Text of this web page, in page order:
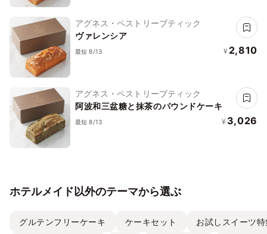
アグネス・ペストリーブティック
ヴァレンシア
最短 8/13 ¥ 2,810
アグネス・ペストリーブティック
阿波和三盆糖と抹茶のパウンドケーキ
最短 8/13 ¥ 3,026
ホテルメイド以外のテーマから選ぶ
グルテンフリーケーキ ケーキセット お試しスイーツ